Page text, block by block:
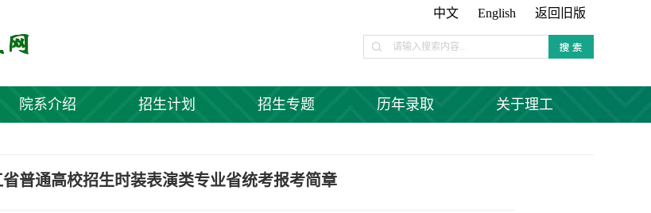
中文 English 返回旧版
院系介绍 招生计划 招生专题 历年录取 关于理工
普通高校招生时装表演类专业省统考报考简章